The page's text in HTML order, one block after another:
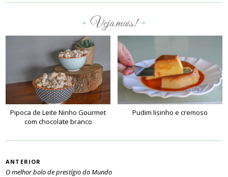
• Veja mais! •
Pipoca de Leite Ninho Gourmet
com chocolate branco
Pudim lisinho e cremoso
PAGINAÇÃO
ANTERIOR
O melhor bolo de prestígio do Mundo